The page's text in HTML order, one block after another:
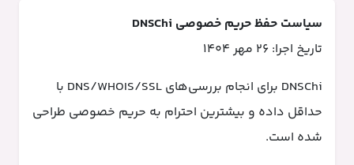
سیاست حفظ حریم خصوصی DNSChi
تاریخ اجرا: ۲۶ مهر ۱۴۰۴
DNSChi برای انجام بررسی‌های DNS/WHOIS/SSL با
حداقل داده و بیشترین احترام به حریم خصوصی طراحی
شده است.